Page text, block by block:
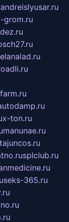
andreislyusar.ru
grom.ru
x-ton.ru
manunae.ru
tajuncos.ru
splclub.ru
seks-365.ru